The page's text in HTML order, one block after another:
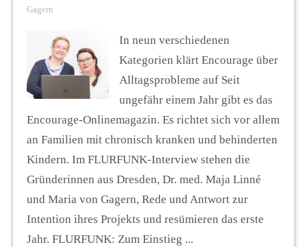
Podcast
Seminare
Unterstützen
Gagern
In neun verschiedenen
Kategorien klärt Encourage über
Alltagsprobleme auf Seit
ungefähr einem Jahr gibt es das
Encourage-Onlinemagazin. Es richtet sich vor allem
an Familien mit chronisch kranken und behinderten
Kindern. Im FLURFUNK-Interview stehen die
Gründerinnen aus Dresden, Dr. med. Maja Linné
und Maria von Gagern, Rede und Antwort zur
Intention ihres Projekts und resümieren das erste
Jahr. FLURFUNK: Zum Einstieg ...